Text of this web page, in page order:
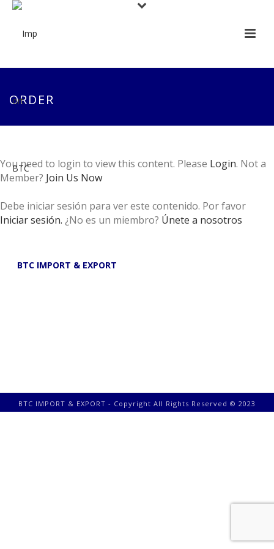
ORDER
You need to login to view this content. Please Login. Not a
Member? Join Us Now
Debe iniciar sesión para ver este contenido. Por favor
Iniciar sesión. ¿No es un miembro? Únete a nosotros
BTC IMPORT & EXPORT
BTC IMPORT & EXPORT - Copyright All Rights Reserved © 2023